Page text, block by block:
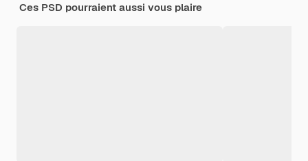
Ces PSD pourraient aussi vous plaire